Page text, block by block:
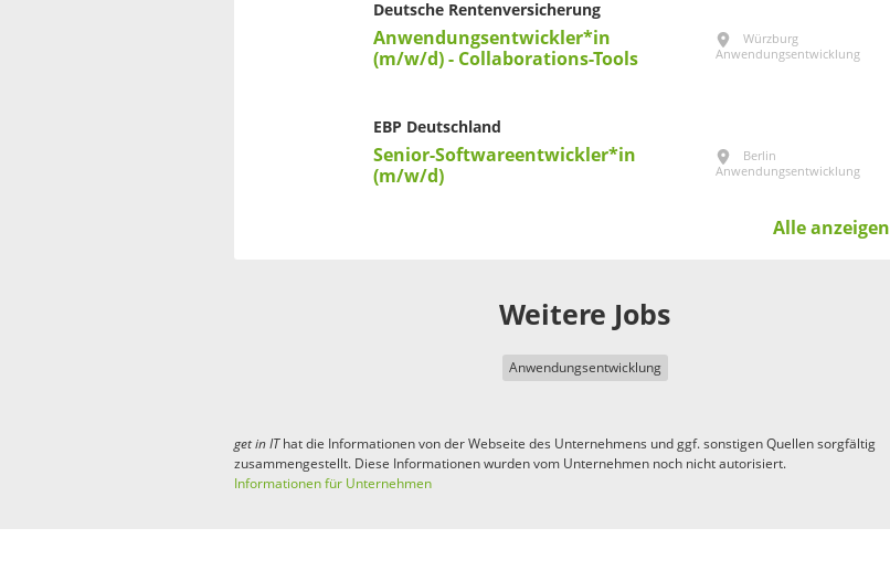
Deutsche Rentenversicherung
Anwendungsentwickler*in
(m/w/d) - Collaborations-Tools
Würzburg
Anwendungsentwicklung
EBP Deutschland
Senior-Softwareentwickler*in
(m/w/d)
Berlin
Anwendungsentwicklung
Alle anzeigen
Weitere Jobs
Anwendungsentwicklung
get in IThat die Informationen von der Webseite des Unternehmens und ggf. sonstigen Quellen sorgfältig
zusammengestellt. Diese Informationen wurden vom Unternehmen noch nicht autorisiert.
Informationen für Unternehmen